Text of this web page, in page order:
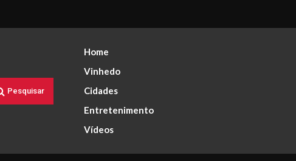
Pesquisar
Home
Vinhedo
Cidades
Entretenimento
Vídeos